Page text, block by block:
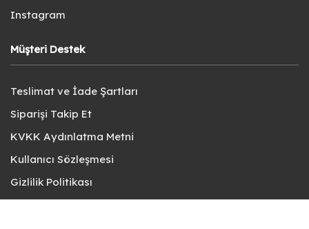
Instagram
Müşteri Destek
Teslimat ve İade Şartları
Siparişi Takip Et
KVKK Aydınlatma Metni
Kullanıcı Sözleşmesi
Gizlilik Politikası